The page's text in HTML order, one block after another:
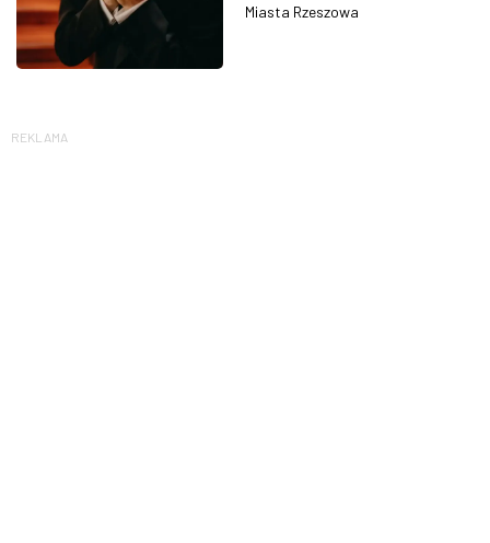
Miasta Rzeszowa
REKLAMA